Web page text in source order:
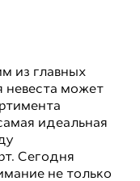
из главных
невеста может
идеальная
Сегодня
не только